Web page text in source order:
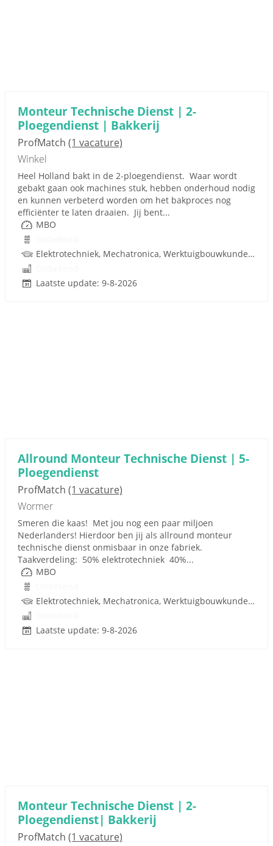
Monteur Technische Dienst | 2-
Ploegendienst | Bakkerij
ProfMatch (1 vacature)
Winkel
Heel Holland bakt in de 2-ploegendienst. Waar wordt
gebakt gaan ook machines stuk, hebben onderhoud nodig
en kunnen verbeterd worden om het bakproces nog
efficiënter te laten draaien. Jij bent...
MBO
Elektrotechniek, Mechatronica, Werktuigbouwkunde, Pneumatiek, Techniek
Laatste update: 9-8-2026
Allround Monteur Technische Dienst | 5-
Ploegendienst
ProfMatch (1 vacature)
Wormer
Smeren die kaas! Met jou nog een paar miljoen
Nederlanders! Hierdoor ben jij als allround monteur
technische dienst onmisbaar in onze fabriek.
Taakverdeling: 50% elektrotechniek 40%...
MBO
Elektrotechniek, Mechatronica, Werktuigbouwkunde, Pneumatiek
Laatste update: 9-8-2026
Monteur Technische Dienst | 2-
Ploegendienst| Bakkerij
ProfMatch (1 vacature)